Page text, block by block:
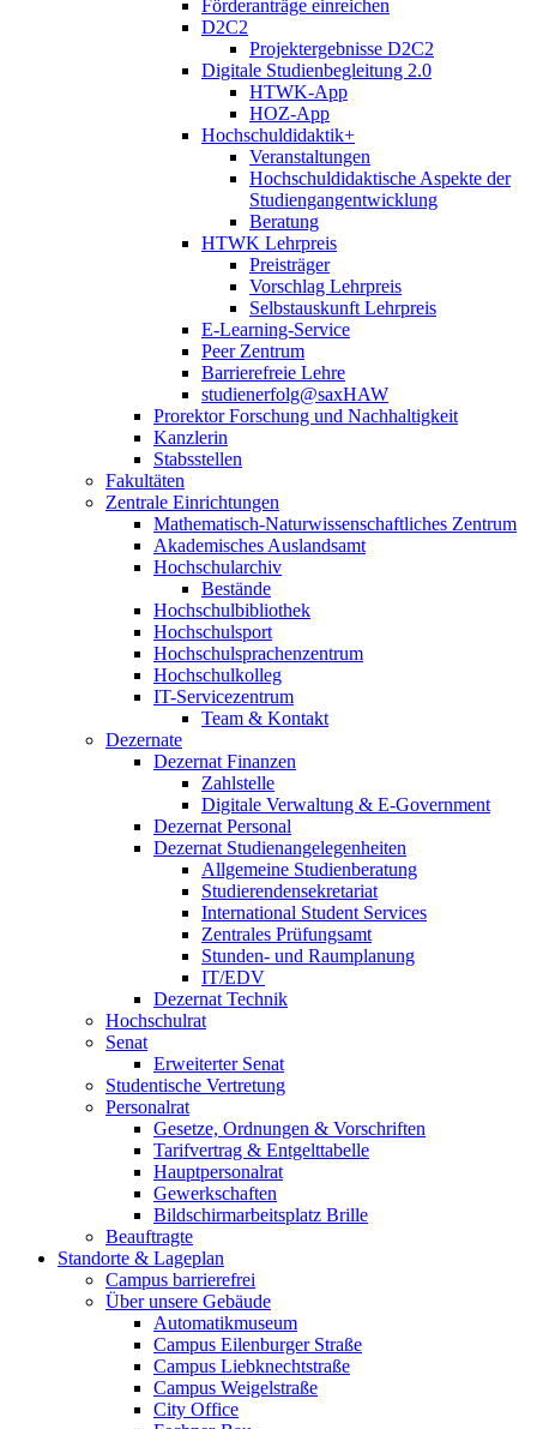
Förderanträge einreichen
D2C2
Projektergebnisse D2C2
Digitale Studienbegleitung 2.0
HTWK-App
HOZ-App
Hochschuldidaktik+
Veranstaltungen
Hochschuldidaktische Aspekte der
Studiengangentwicklung
Beratung
HTWK Lehrpreis
Preisträger
Vorschlag Lehrpreis
Selbstauskunft Lehrpreis
E-Learning-Service
Peer Zentrum
Barrierefreie Lehre
studienerfolg@saxHAW
Prorektor Forschung und Nachhaltigkeit
Kanzlerin
Stabsstellen
Fakultäten
Zentrale Einrichtungen
Mathematisch-Naturwissenschaftliches Zentrum
Akademisches Auslandsamt
Hochschularchiv
Bestände
Hochschulbibliothek
Hochschulsport
Hochschulsprachenzentrum
Hochschulkolleg
IT-Servicezentrum
Team & Kontakt
Dezernate
Dezernat Finanzen
Zahlstelle
Digitale Verwaltung & E-Government
Dezernat Personal
Dezernat Studienangelegenheiten
Allgemeine Studienberatung
Studierendensekretariat
International Student Services
Zentrales Prüfungsamt
Stunden- und Raumplanung
IT/EDV
Dezernat Technik
Hochschulrat
Senat
Erweiterter Senat
Studentische Vertretung
Personalrat
Gesetze, Ordnungen & Vorschriften
Tarifvertrag & Entgelttabelle
Hauptpersonalrat
Gewerkschaften
Bildschirmarbeitsplatz Brille
Beauftragte
Standorte & Lageplan
Campus barrierefrei
Über unsere Gebäude
Automatikmuseum
Campus Eilenburger Straße
Campus Liebknechtstraße
Campus Weigelstraße
City Office